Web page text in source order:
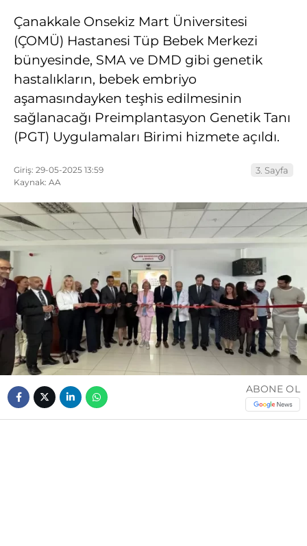
Çanakkale Onsekiz Mart Üniversitesi
(ÇOMÜ) Hastanesi Tüp Bebek Merkezi
bünyesinde, SMA ve DMD gibi genetik
hastalıkların, bebek embriyo
aşamasındayken teşhis edilmesinin
sağlanacağı Preimplantasyon Genetik Tanı
(PGT) Uygulamaları Birimi hizmete açıldı.
Giriş: 29-05-2025 13:59
Kaynak: AA
3. Sayfa
ABONE OL